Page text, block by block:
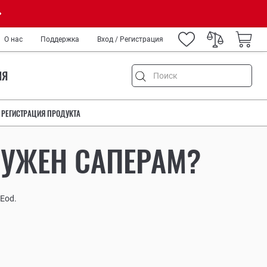
О нас Поддержка Вход / Регистрация
туризм
РЕГИСТРАЦИЯ ПРОДУКТА
САПЕРАМ?